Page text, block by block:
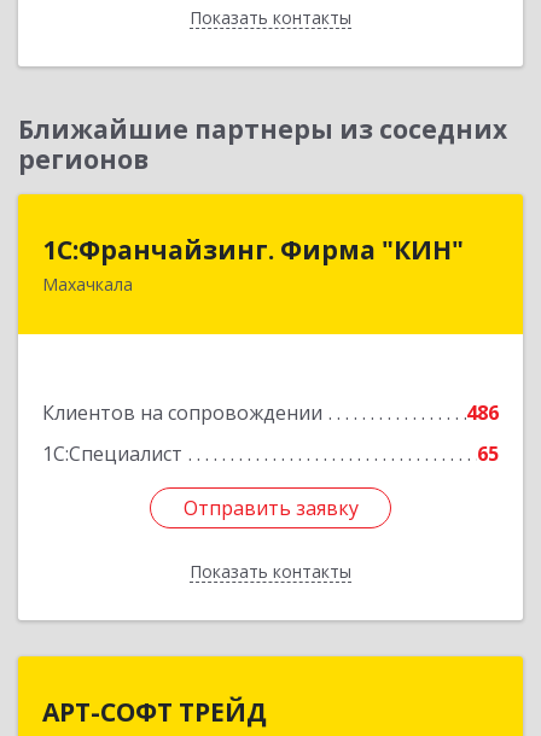
Показать контакты
Назад
Ближайшие партнеры из соседних
регионов
1С:Франчайзинг. Фирма "КИН"
Махачкала
Клиентов на сопровождении
486
1С:Специалист
65
Отправить заявку
Показать контакты
1С:Франчайзинг. Фирма "КИН"
367030, Дагестан Респ, Махачкала г, И.Казака
Отправить заявку
Назад
АРТ-СОФТ ТРЕЙД